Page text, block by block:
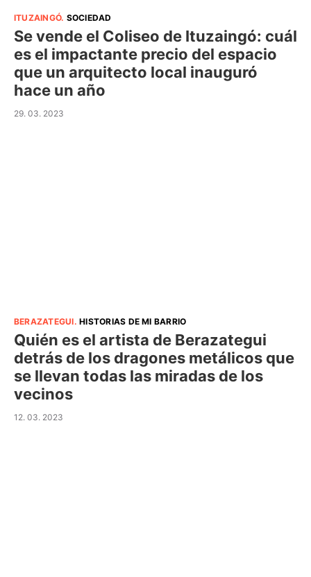
ITUZAINGÓ. SOCIEDAD
Se vende el Coliseo de Ituzaingó: cuál
es el impactante precio del espacio
que un arquitecto local inauguró
hace un año
29. 03. 2023
BERAZATEGUI.HISTORIAS DE MI BARRIO
Quién es el artista de Berazategui
detrás de los dragones metálicos que
se llevan todas las miradas de los
vecinos
12. 03. 2023